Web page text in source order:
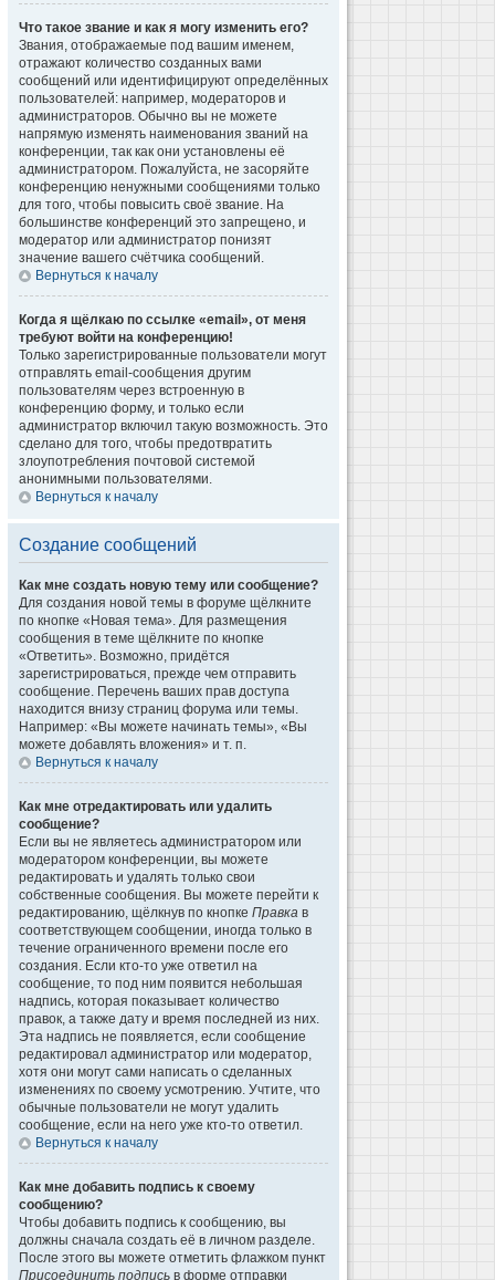
Что такое звание и как я могу изменить его?
Звания, отображаемые под вашим именем,
отражают количество созданных вами
сообщений или идентифицируют определённых
пользователей: например, модераторов и
администраторов. Обычно вы не можете
напрямую изменять наименования званий на
конференции, так как они установлены её
администратором. Пожалуйста, не засоряйте
конференцию ненужными сообщениями только
для того, чтобы повысить своё звание. На
большинстве конференций это запрещено, и
модератор или администратор понизят
значение вашего счётчика сообщений.
Вернуться к началу
Когда я щёлкаю по ссылке «email», от меня
требуют войти на конференцию!
Только зарегистрированные пользователи могут
отправлять email-сообщения другим
пользователям через встроенную в
конференцию форму, и только если
администратор включил такую возможность. Это
сделано для того, чтобы предотвратить
злоупотребления почтовой системой
анонимными пользователями.
Вернуться к началу
Создание сообщений
Как мне создать новую тему или сообщение?
Для создания новой темы в форуме щёлкните
по кнопке «Новая тема». Для размещения
сообщения в теме щёлкните по кнопке
«Ответить». Возможно, придётся
зарегистрироваться, прежде чем отправить
сообщение. Перечень ваших прав доступа
находится внизу страниц форума или темы.
Например: «Вы можете начинать темы», «Вы
можете добавлять вложения» и т. п.
Вернуться к началу
Как мне отредактировать или удалить
сообщение?
Если вы не являетесь администратором или
модератором конференции, вы можете
редактировать и удалять только свои
собственные сообщения. Вы можете перейти к
редактированию, щёлкнув по кнопке Правка в
соответствующем сообщении, иногда только в
течение ограниченного времени после его
создания. Если кто-то уже ответил на
сообщение, то под ним появится небольшая
надпись, которая показывает количество
правок, а также дату и время последней из них.
Эта надпись не появляется, если сообщение
редактировал администратор или модератор,
хотя они могут сами написать о сделанных
изменениях по своему усмотрению. Учтите, что
обычные пользователи не могут удалить
сообщение, если на него уже кто-то ответил.
Вернуться к началу
Как мне добавить подпись к своему
сообщению?
Чтобы добавить подпись к сообщению, вы
должны сначала создать её в личном разделе.
После этого вы можете отметить флажком пункт
Присоединить подпись в форме отправки